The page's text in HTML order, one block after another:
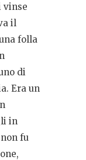
vinse
il
folla
di
Era un
in
fu